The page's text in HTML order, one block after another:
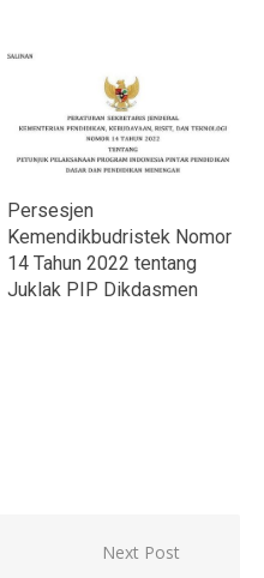
Persesjen
Kemendikbudristek Nomor
14 Tahun 2022 tentang
Juklak PIP Dikdasmen
Next Post